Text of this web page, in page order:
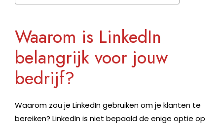
Waarom is LinkedIn
belangrijk voor jouw
bedrijf?
Waarom zou je LinkedIn gebruiken om je klanten te
bereiken? LinkedIn is niet bepaald de enige optie op